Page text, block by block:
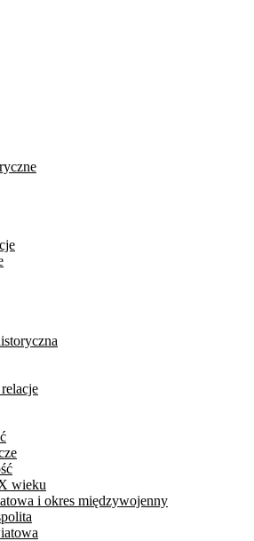
wieku
i okres międzywojenny